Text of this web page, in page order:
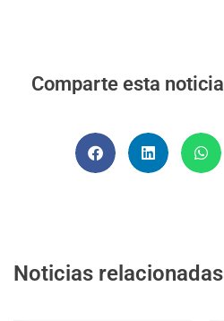
Comparte esta noticia
Noticias relacionadas